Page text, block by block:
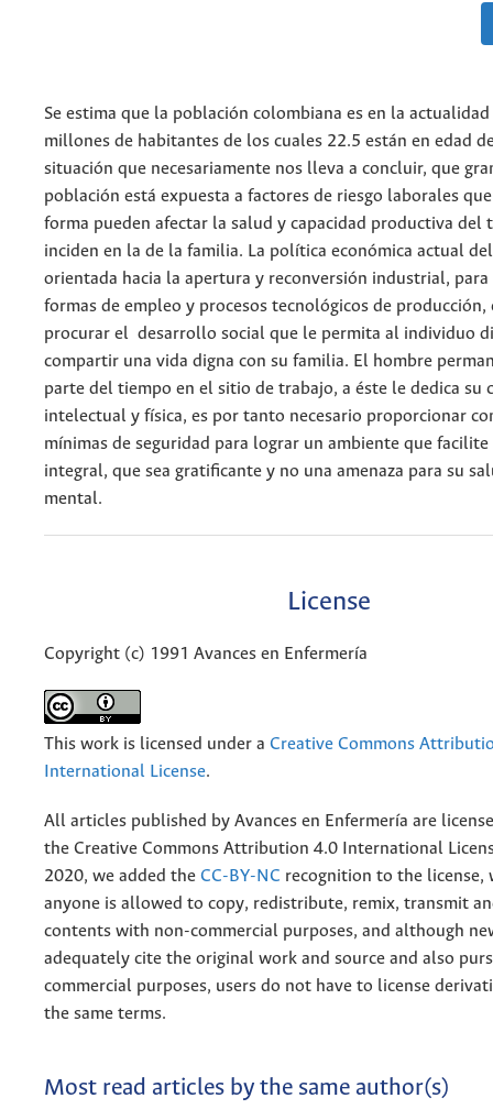
Se estima que la población colombiana es en la
millones de habitantes de los cuales 22.5 están en edad
situación que necesariamente nos lleva a concluir, que
población está expuesta a factores de riesgo laborales
forma pueden afectar la salud y capacidad productiva del
inciden en la de la familia. La política económica actual
orientada hacia la apertura y reconversión industrial, para
formas de empleo y procesos tecnológicos de producción,
procurar el desarrollo social que le permita al individuo
compartir una vida digna con su familia. El hombre
parte del tiempo en el sitio de trabajo, a éste le dedica su
intelectual y física, es por tanto necesario proporcionar
mínimas de seguridad para lograr un ambiente que
integral, que sea gratificante y no una amenaza para su
mental.
License
Copyright (c) 1991 Avances en Enfermería
This work is licensed under a Creative Commons
International License.
All articles published by Avances en Enfermería are
the Creative Commons Attribution 4.0 International
2020, we added the CC-BY-NC recognition to the license,
anyone is allowed to copy, redistribute, remix, transmit
contents with non-commercial purposes, and although
adequately cite the original work and source and also
commercial purposes, users do not have to license
the same terms.
Most read articles by the same author(s)